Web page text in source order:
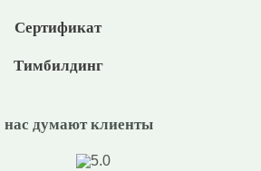
Сертификат
Тимбилдинг
нас думают клиенты
5.0